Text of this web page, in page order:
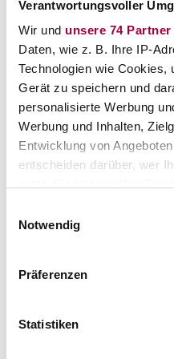
Verantwortungsvoller
Wir und unsere 74 Partner
Daten, wie z. B. Ihre IP-
Technologien wie Cookies,
Gerät zu speichern und
personalisierte Werbung
Werbung und Inhalten,
Entwicklung von
entscheiden darüber, wer
Trigger Symbol ändern oder
Informationen über
können
Notwendig
Präferenzen
Statistiken
Gesamtwertung: 5,0
Hinterlasse eine Antwort
Du musstEINGELOGGTsein, um
können.